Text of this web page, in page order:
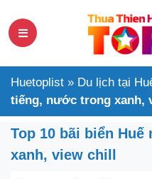
Huetoplist » Du lịch tại
tiếng, nước trong xanh,
Top 10 bãi biển
xanh, view chill